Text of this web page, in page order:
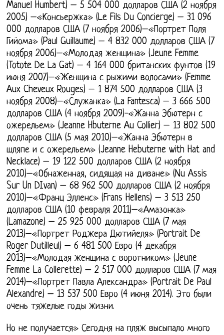
Manuel Humbert) – 5 504 000 долларов США (2 ноября
2005) –«Консьержка» (Le Fils Du Concierge) – 31 096
000 долларов США (7 ноября 2006)–«Портрет Поля
Гийома» (Paul Guillaume) – 4 832 000 долларов США (7
ноября 2006)–«Молодая женщина» (Jeune Femme
(Totote De La Gat) – 4 164 000 британских фунтов (19
июня 2007)–«Женщина с рыжими волосами» (Femme
Aux Cheveux Rouges) – 1 874 500 долларов США (3
ноября 2008)–«Служанка» (La Fantesca) – 3 666 500
долларов США (4 ноября 2009)-«Жанна Эбютерн с
ожерельем» (Jeanne Hbuterne Au Collier) – 13 802 500
долларов США (5 мая 2010)–«Жанна Эбютерн в
шляпе и с ожерельем» (Jeanne Hebuterne with Hat and
Necklace) – 19 122 500 долларов США (2 ноября
2010)–«Обнаженная, сидящая на диване» (Nu Assis
Sur Un DIvan) – 68 962 500 долларов США (2 ноября
2010)–«Франц Элленс» (Frans Hellens) – 3 513 250
долларов США (10 февраля 2011)–«Амазонка»
(Lamazone) – 25 925 000 долларов США (7 мая
2013)–«Портрет Роджера Дютийеля» (Portrait De
Roger Dutilleul) – 6 481 500 Евро (4 декабря
2013)–«Молодая женщина с воротником» (Jeune
Femme La Collerette) – 2 517 000 долларов США (7 мая
2014)–«Портрет Павла Александра» (Portrait De Paul
Alexandre) – 13 537 500 Евро (4 июня 2014). Это были
очень тяжелые годы жизни.
Но не получается» Сегодня на пляж высыпало много